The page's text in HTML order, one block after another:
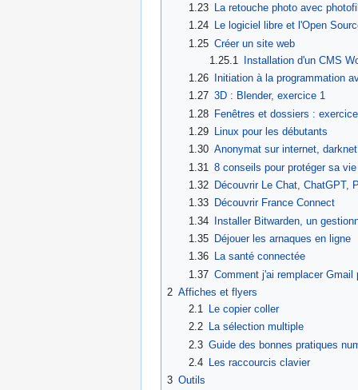
1.23
La retouche photo avec
1.24
Le logiciel libre et l'Open
1.25 Créer un site web
1.25.1
Installation d'un CMS
1.26
Initiation à la programmation
1.27 3D : Blender, exercice 1
1.28 Fenêtres et dossiers :
1.29
Linux pour les débutants
1.30 Anonymat sur internet,
1.31 8 conseils pour protéger sa
1.32
Découvrir Le Chat, ChatGPT,
1.33
Découvrir France Connect
1.34 Installer Bitwarden, un
1.35
Déjouer les arnaques en ligne
1.36
La santé connectée
1.37 Comment j'ai remplacer Gmail
2 Affiches et flyers
2.1
Le copier coller
2.2
La sélection multiple
2.3 Guide des bonnes pratiques
2.4
Les raccourcis clavier
3 Outils